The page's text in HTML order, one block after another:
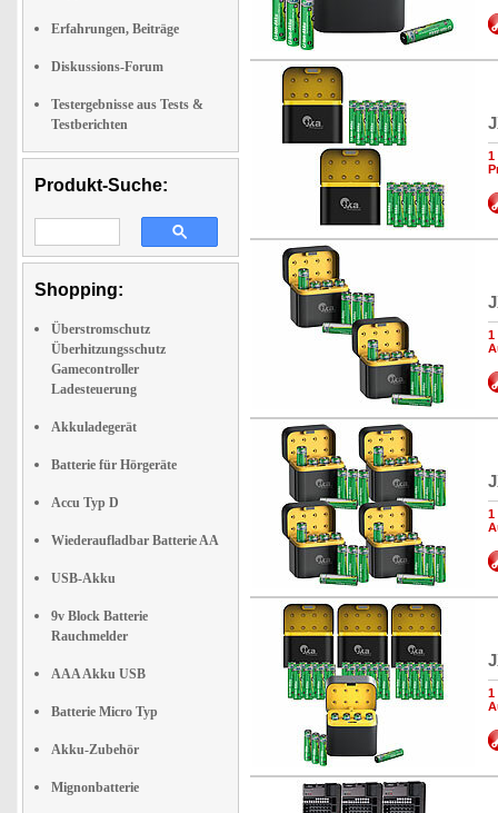
Erfahrungen, Beiträge
Diskussions-Forum
Testergebnisse aus Tests &
Testberichten
Produkt-Suche:
Shopping:
Überstromschutz
Überhitzungsschutz
Gamecontroller
Ladesteuerung
Akkuladegerät
Batterie für Hörgeräte
Accu Typ D
Wiederaufladbar Batterie AA
USB-Akku
9v Block Batterie
Rauchmelder
AAA Akku USB
Batterie Micro Typ
Akku-Zubehör
Mignonbatterie
1
1
1
1